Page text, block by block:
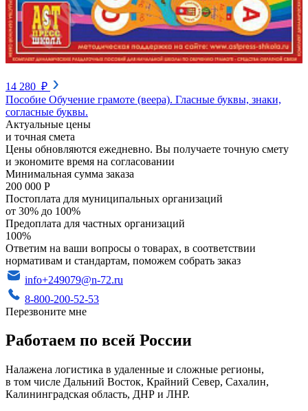
14 280 ₽
Пособие Обучение грамоте (веера). Гласные буквы, знаки,
согласные буквы.
Актуальные цены
и точная смета
Цены обновляются ежедневно. Вы получаете точную смету
и экономите время на согласовании
Минимальная сумма заказа
200 000 Р
Постоплата для муниципальных организаций
от 30% до 100%
Предоплата для частных организаций
100%
Ответим на ваши вопросы о товарах, в соответствии
нормативам и стандартам, поможем собрать заказ
info+249079@n-72.ru
8-800-200-52-53
Перезвоните мне
Работаем по всей России
Налажена логистика в удаленные и сложные регионы,
в том числе Дальний Восток, Крайний Север, Сахалин,
Калининградская область, ДНР и ЛНР.